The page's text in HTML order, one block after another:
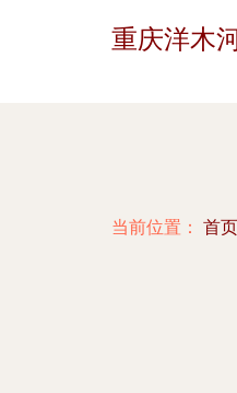
重庆洋木
当前位置： 首页